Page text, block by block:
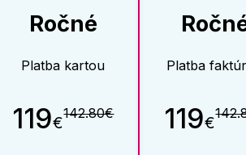
Ročné
Platba kartou
119€142.80€
Platba
119€